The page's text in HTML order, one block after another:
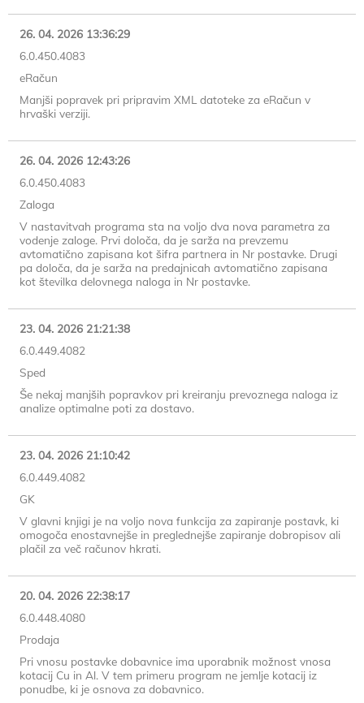
26. 04. 2026 13:36:29
6.0.450.4083
eRačun
Manjši popravek pri pripravim XML datoteke za eRačun v
hrvaški verziji.
26. 04. 2026 12:43:26
6.0.450.4083
Zaloga
V nastavitvah programa sta na voljo dva nova parametra za
vodenje zaloge. Prvi določa, da je sarža na prevzemu
avtomatično zapisana kot šifra partnera in Nr postavke. Drugi
pa določa, da je sarža na predajnicah avtomatično zapisana
kot številka delovnega naloga in Nr postavke.
23. 04. 2026 21:21:38
6.0.449.4082
Sped
Še nekaj manjših popravkov pri kreiranju prevoznega naloga iz
analize optimalne poti za dostavo.
23. 04. 2026 21:10:42
6.0.449.4082
GK
V glavni knjigi je na voljo nova funkcija za zapiranje postavk, ki
omogoča enostavnejše in preglednejše zapiranje dobropisov ali
plačil za več računov hkrati.
20. 04. 2026 22:38:17
6.0.448.4080
Prodaja
Pri vnosu postavke dobavnice ima uporabnik možnost vnosa
kotacij Cu in Al. V tem primeru program ne jemlje kotacij iz
ponudbe, ki je osnova za dobavnico.